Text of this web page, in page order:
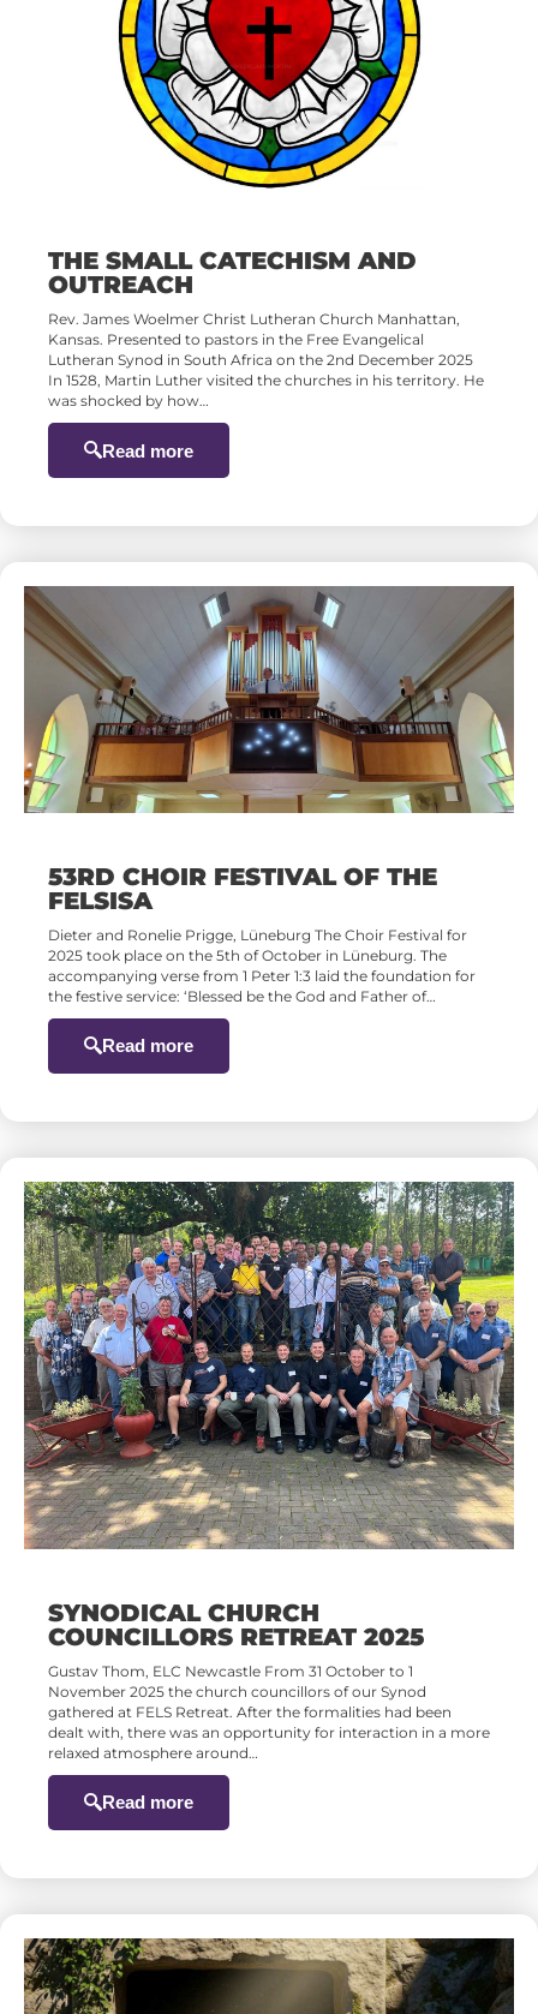
THE SMALL CATECHISM AND
OUTREACH
Rev. James Woelmer Christ Lutheran Church Manhattan,
Kansas. Presented to pastors in the Free Evangelical
Lutheran Synod in South Africa on the 2nd December 2025
In 1528, Martin Luther visited the churches in his territory. He
was shocked by how…
Read more
53RD CHOIR FESTIVAL OF THE
FELSISA
Dieter and Ronelie Prigge, Lüneburg The Choir Festival for
2025 took place on the 5th of October in Lüneburg. The
accompanying verse from 1 Peter 1:3 laid the foundation for
the festive service: ‘Blessed be the God and Father of…
Read more
SYNODICAL CHURCH
COUNCILLORS RETREAT 2025
Gustav Thom, ELC Newcastle From 31 October to 1
November 2025 the church councillors of our Synod
gathered at FELS Retreat. After the formalities had been
dealt with, there was an opportunity for interaction in a more
relaxed atmosphere around…
Read more